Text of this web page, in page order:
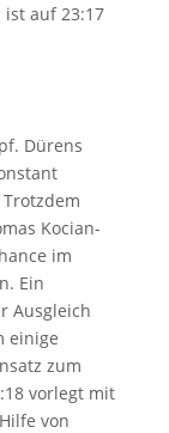
auf 23:17
Dürens
Kocian-
im
Ein
Ausgleich
einige
zum
vorlegt mit
von